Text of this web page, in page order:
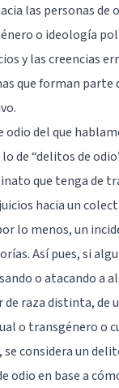
las personas
o ideología
y las creencias
que forman parte
odio del que
de “delitos de
que tenga de
hacia un
lo menos, un
Así pues, si
o atacando a
de raza distinta, de
o transgénero o
considera un
odio en base a